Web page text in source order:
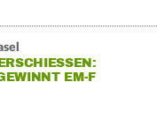
E
EM-F